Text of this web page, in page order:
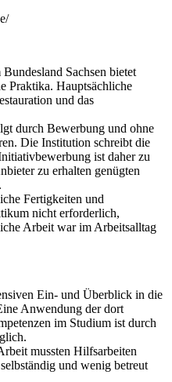
Sachsen bietet
Praktika. Hauptsächliche
und das
durch Bewerbung und ohne
Die Institution schreibt die
ist daher zu
zu erhalten genügten
Fertigkeiten und
nicht erforderlich,
Arbeit war im Arbeitsalltag
Ein- und Überblick in die
Anwendung der dort
im Studium ist durch
mussten Hilfsarbeiten
und wenig betreut